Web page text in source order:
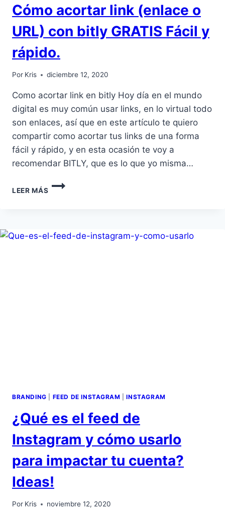
Cómo acortar link (enlace o
URL) con bitly GRATIS Fácil y
rápido.
Por Kris diciembre 12, 2020
Como acortar link en bitly Hoy día en el mundo
digital es muy común usar links, en lo virtual todo
son enlaces, así que en este artículo te quiero
compartir como acortar tus links de una forma
fácil y rápido, y en esta ocasión te voy a
recomendar BITLY, que es lo que yo misma…
LEER MÁS
BRANDING FEED DE INSTAGRAM |INSTAGRAM
¿Qué es el feed de
Instagram y cómo usarlo
para impactar tu cuenta?
Ideas!
Por Kris noviembre 12, 2020